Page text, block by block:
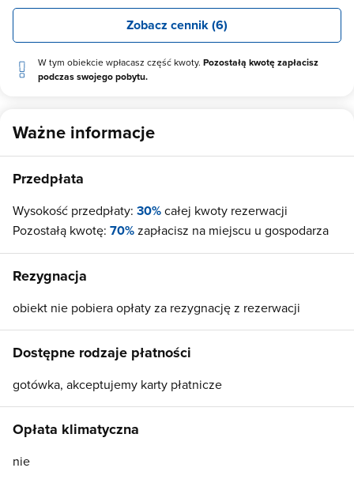
Zobacz cennik (6)
W tym obiekcie wpłacasz część kwoty. Pozostałą kwotę zapłacisz
podczas swojego pobytu.
Ważne informacje
Przedpłata
Wysokość przedpłaty: 30%całej kwoty rezerwacji
Pozostałą kwotę: 70%zapłacisz na miejscu u gospodarza
Rezygnacja
obiekt nie pobiera opłaty za rezygnację z rezerwacji
Dostępne rodzaje płatności
gotówka, akceptujemy karty płatnicze
Opłata klimatyczna
nie